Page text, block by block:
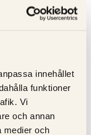
innehållet
funktioner
Vi
och annan
medier och
porös och lätt att
- idealisk för
för att
och